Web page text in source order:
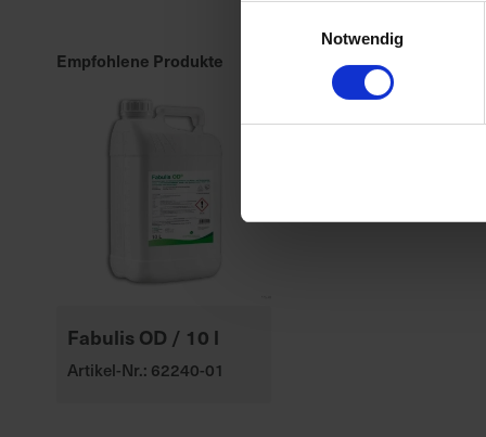
Notwendig
Empfohlene Produkte
Fabulis OD / 10 l
Artikel-Nr.: 62240-01